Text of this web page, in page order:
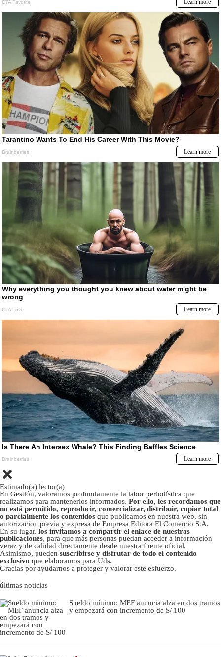
Estimado(a) lector(a)
En Gestión, valoramos profundamente la labor periodística que
realizamos para mantenerlos informados. Por ello, les recordamos que
no está permitido, reproducir, comercializar, distribuir, copiar total
o parcialmente los contenidos que publicamos en nuestra web, sin
autorizacion previa y expresa de Empresa Editora El Comercio S.A.
En su lugar, los invitamos a compartir el enlace de nuestras
publicaciones, para que más personas puedan acceder a información
veraz y de calidad directamente desde nuestra fuente oficial.
Asimismo, pueden suscribirse y disfrutar de todo el contenido
exclusivo que elaboramos para Uds.
Gracias por ayudarnos a proteger y valorar este esfuerzo.
últimas noticias
Sueldo mínimo: MEF anuncia alza en dos tramos
y empezará con incremento de S/ 100